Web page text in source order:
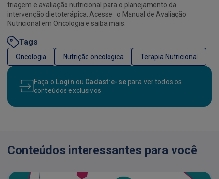
triagem e avaliação nutricional para o planejamento da
intervenção dietoterápica. Acesse o Manual de Avaliação
Nutricional em Oncologia e saiba mais.
Tags
Oncologia Nutrição oncológica Terapia Nutricional
Faça o Login ou Cadastre-separa ver todos os
conteúdos exclusivos
Conteúdos interessantes para você